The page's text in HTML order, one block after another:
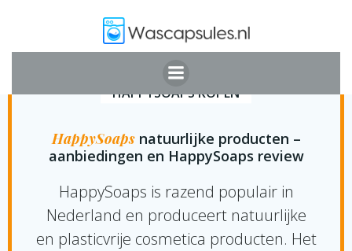
naar
de
inhoud
HAPPYSOAPS KOPEN
HappySoapsnatuurlijke producten –
aanbiedingen en HappySoaps review
HappySoaps is razend populair in
Nederland en produceert natuurlijke
en plasticvrije cosmetica producten. Het